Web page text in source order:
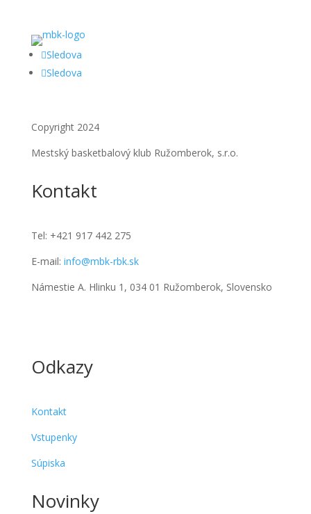
Sledova
Sledova
Copyright 2024
Mestský basketbalový klub Ružomberok, s.r.o.
Kontakt
Tel: +421 917 442 275
E-mail: info@mbk-rbk.sk
Námestie A. Hlinku 1, 034 01 Ružomberok, Slovensko
Odkazy
Kontakt
Vstupenky
Súpiska
Novinky